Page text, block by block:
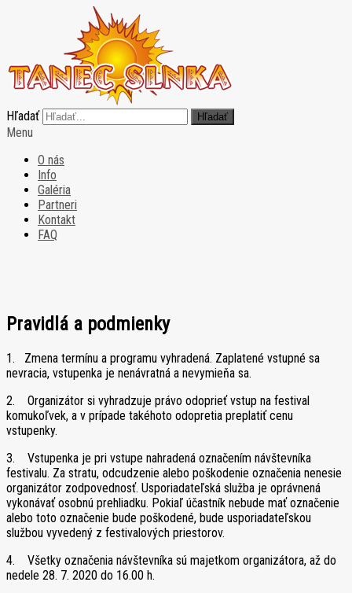
Hľadať Hľadať
Menu
O nás
Info
Galéria
Partneri
Kontakt
FAQ
Pravidlá a podmienky
1. Zmena termínu a programu vyhradená. Zaplatené vstupné sa
nevracia, vstupenka je nenávratná a nevymieňa sa.
2. Organizátor si vyhradzuje právo odoprieť vstup na festival
komukoľvek, a v prípade takéhoto odopretia preplatiť cenu
vstupenky.
3. Vstupenka je pri vstupe nahradená označením návštevníka
festivalu. Za stratu, odcudzenie alebo poškodenie označenia nenesie
organizátor zodpovednosť. Usporiadateľská služba je oprávnená
vykonávať osobnú prehliadku. Pokiaľ účastník nebude mať označenie
alebo toto označenie bude poškodené, bude usporiadateľskou
službou vyvedený z festivalových priestorov.
4. Všetky označenia návštevníka sú majetkom organizátora, až do
nedele 28. 7. 2020 do 16.00 h.